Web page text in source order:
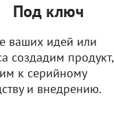
Под ключ
ваших идей или
создадим продукт,
к серийному
и внедрению.